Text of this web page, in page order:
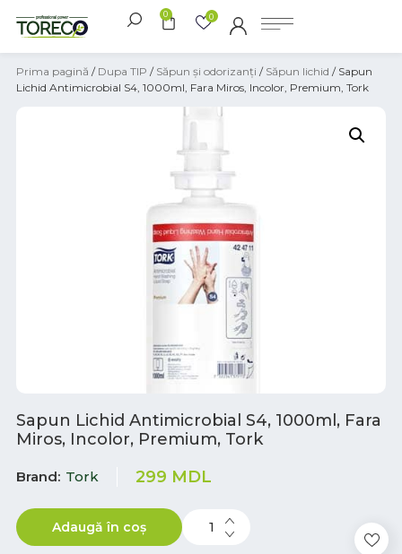
0 0
Prima pagină / Dupa TIP / Săpun și odorizanți / Săpun lichid / Sapun
Lichid Antimicrobial S4, 1000ml, Fara Miros, Incolor, Premium, Tork
Sapun Lichid Antimicrobial S4, 1000ml, Fara
Miros, Incolor, Premium, Tork
Brand Tork 299 MDL
Adaugă în coș